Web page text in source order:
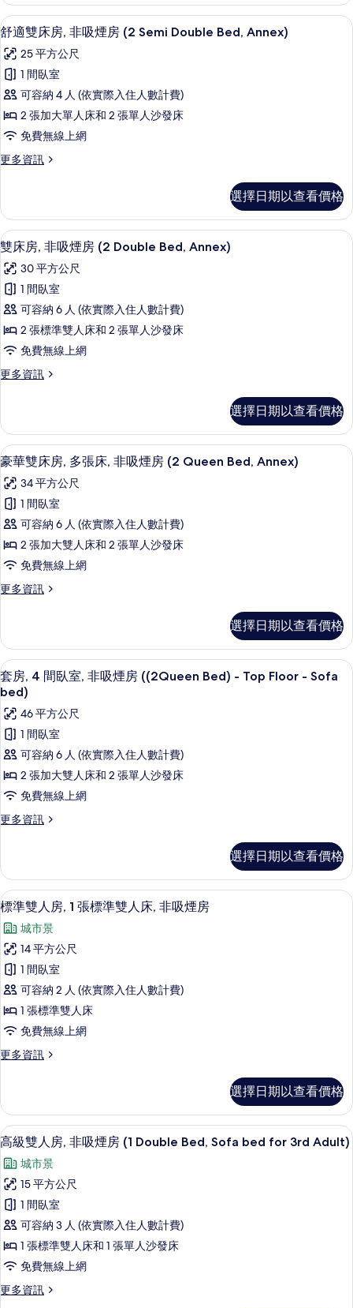
Semi
Double
Bed,
Annex)
的
所
有
相
片
非
吸
房
(2
Semi
Double
Bed,
Annex)
的
詳
顯
示
舒
適
雙
床
非
煙
房
(2
Semi
Double
Bed,
Annex)
的
所
有
片
客房內保險箱、筆電工作空間、熨斗/
10
舒適雙床房, 非吸煙房 (2 Semi Double Bed, Annex)
25 平方公尺
1 間臥室
可容納 4 人 (依實際入住人數計費)
2 張加大單人床和 2 張單人沙發床
免費無線上網
更多資訊
更
雙
床
房,
吸
煙
房
(2
Semi
Double
Bed,
Annex)
選擇日期以查看價格
顯
示
雙
床
房,
非
煙
(2
Double
Bed,
Annex)
的
所
有
相
客房內保險箱、筆電工作空間、熨斗/
10
雙床房, 非吸煙房 (2 Double Bed, Annex)
30 平方公尺
1 間臥室
可容納 6 人 (依實際入住人數計費)
2 張標準雙人床和 2 張單人沙發床
免費無線上網
更多資訊
更
房,
非
吸
房
(2
Double
Bed,
Annex)
的
詳
情
選擇日期以查看價格
顯
示
豪
華
雙
床
多
床,
非
吸
煙
房
(2
Queen
Bed,
Annex)
的
相
片
客房內保險箱、筆電工作空間、熨斗/
10
豪華雙床房, 多張床, 非吸煙房 (2 Queen Bed, Annex)
34 平方公尺
1 間臥室
可容納 6 人 (依實際入住人數計費)
2 張加大雙人床和 2 張單人沙發床
免費無線上網
更多資訊
更
雙
床
房,
多
床,
非
吸
煙
房
Queen
Bed,
Annex)
情
選擇日期以查看價格
顯
示
套
房,
4
間
臥
室,
非
煙
房
((2Queen
Bed)
-
Top
Floor
-
Sofa
bed)
的
相
片
客房內保險箱、筆電工作空間、熨斗/
9
套房, 4 間臥室, 非吸煙房 ((2Queen Bed) - Top Floor - Sofa
bed)
46 平方公尺
1 間臥室
可容納 6 人 (依實際入住人數計費)
2 張加大雙人床和 2 張單人沙發床
免費無線上網
更多資訊
更
4
間
臥
非
吸
煙
房
((2Queen
Bed)
-
Top
Floor
-
的
詳
情
選擇日期以查看價格
顯
示
標
準
雙
人
房,
張
準
雙
人
床,
非
吸
煙
房
的
所
客房內保險箱、筆電工作空間、熨斗/
5
標準雙人房, 1 張標準雙人床, 非吸煙房
城市景
14 平方公尺
1 間臥室
可容納 2 人 (依實際入住人數計費)
1 張標準雙人床
免費無線上網
更多資訊
更
雙
人
房,
張
標
準
雙
人
床,
非
吸
房
選擇日期以查看價格
顯
示
高
級
雙
人
房,
吸
客房內保險箱、筆電工作空間、熨斗/
5
高級雙人房, 非吸煙房 (1 Double Bed, Sofa bed for 3rd Adult)
城市景
15 平方公尺
1 間臥室
可容納 3 人 (依實際入住人數計費)
1 張標準雙人床和 1 張單人沙發床
免費無線上網
更多資訊
更